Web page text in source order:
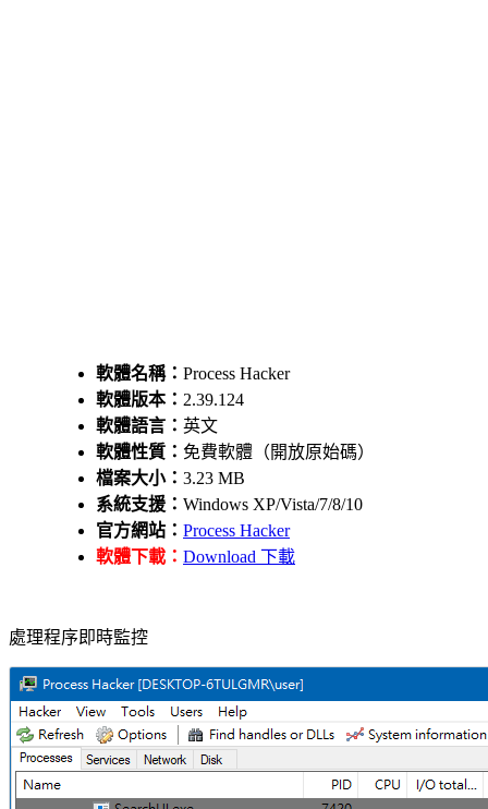
軟體名稱： Process Hacker
軟體版本： 2.39.124
軟體語言： 英文
軟體性質： 免費軟體（開放原始碼）
檔案大小： 3.23 MB
系統支援： Windows XP/Vista/7/8/10
官方網站： Process Hacker
軟體下載： Download 下載
處理程序即時監控